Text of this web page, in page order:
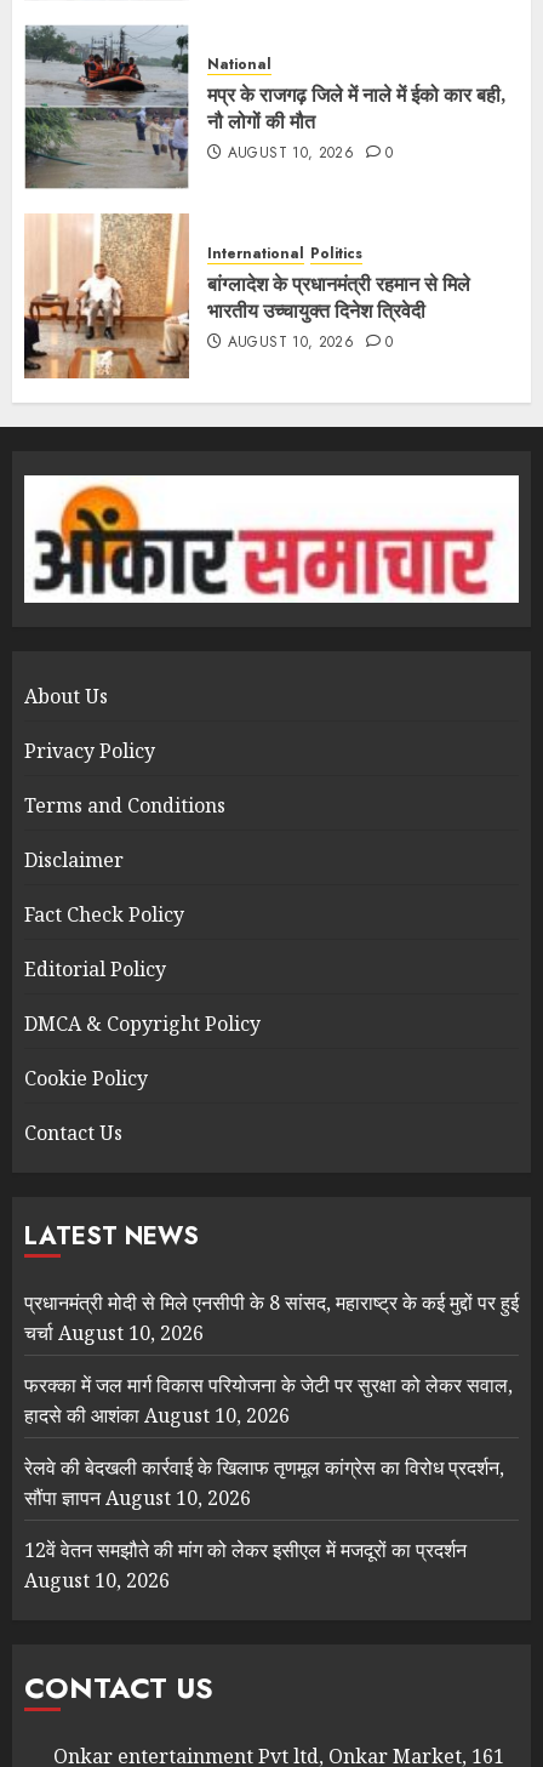
National
मप्र के राजगढ़ जिले में नाले में ईको कार बही,
नौ लोगों की मौत
AUGUST 10, 2026 0
International Politics
बांग्लादेश के प्रधानमंत्री रहमान से मिले
भारतीय उच्चायुक्त दिनेश त्रिवेदी
AUGUST 10, 2026 0
About Us
Privacy Policy
Terms and Conditions
Disclaimer
Fact Check Policy
Editorial Policy
DMCA & Copyright Policy
Cookie Policy
Contact Us
LATEST NEWS
प्रधानमंत्री मोदी से मिले एनसीपी के 8 सांसद, महाराष्ट्र के कई मुद्दों पर हुई
चर्चाAugust 10, 2026
फरक्का में जल मार्ग विकास परियोजना के जेटी पर सुरक्षा को लेकर सवाल,
हादसे की आशंकाAugust 10, 2026
रेलवे की बेदखली कार्रवाई के खिलाफ तृणमूल कांग्रेस का विरोध प्रदर्शन,
सौंपा ज्ञापनAugust 10, 2026
12वें वेतन समझौते की मांग को लेकर इसीएल में मजदूरों का प्रदर्शन
August 10, 2026
CONTACT US
Onkar entertainment Pvt ltd, Onkar Market, 161